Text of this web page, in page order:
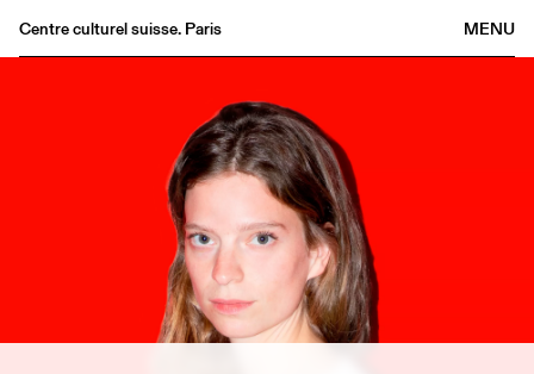
MENU
Centre culturel suisse. Paris
FR/EN